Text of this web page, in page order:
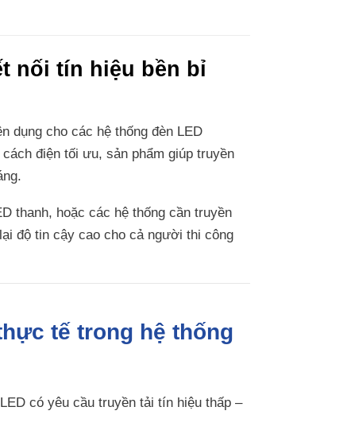
nối tín hiệu bền bỉ
dụng cho các hệ thống đèn LED
điện tối ưu, sản phẩm giúp truyền
thanh, hoặc các hệ thống cần truyền
độ tin cậy cao cho cả người thi công
tế trong hệ thống
có yêu cầu truyền tải tín hiệu thấp –